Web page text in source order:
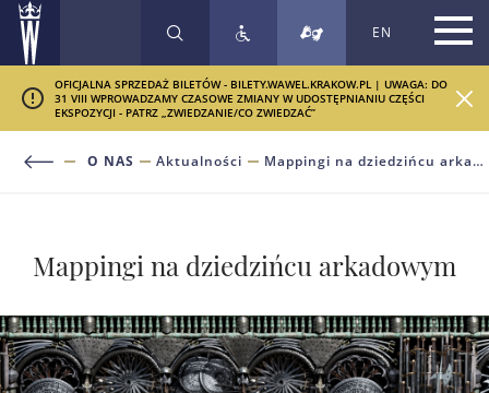
SZUKAJ EN
OFICJALNA SPRZEDAŻ BILETÓW - BILETY.WAWEL.KRAKOW.PL | UWAGA: DO
31 VIII WPROWADZAMY CZASOWE ZMIANY W UDOSTĘPNIANIU CZĘŚCI
EKSPOZYCJI - PATRZ „ZWIEDZANIE/CO ZWIEDZAĆ”
O NAS Aktualności Mappingi na dziedzińcu arkadowym
Mappingi na dziedzińcu arkadowym